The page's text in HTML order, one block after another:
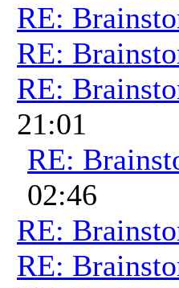
RE:
RE:
RE:
21:01
RE:
02:46
RE:
RE: